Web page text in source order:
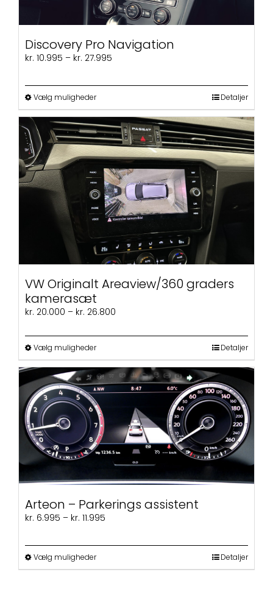
Discovery Pro Navigation
kr. 10.995 – kr. 27.995
Vælg mulighederDette
vare
har
flere
varianter.
Mulighederne
kan
vælges
på
varesiden
Detaljer
VW Originalt Areaview/360 graders
kamerasæt
kr. 20.000 – kr. 26.800
til
Vælg mulighederDette
vare
har
flere
varianter.
Mulighederne
kan
vælges
på
varesiden
Detaljer
Arteon – Parkerings assistent
kr. 6.995 – kr. 11.995
Vælg mulighederDette
vare
Detaljer